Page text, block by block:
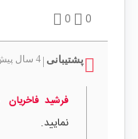
0
0
پشتیبانی 4 سال پیش
فرشید فاخریان
نمایید.